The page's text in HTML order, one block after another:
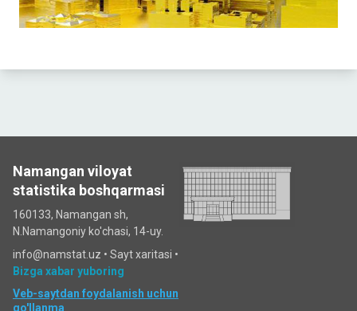
Namangan viloyat
statistika boshqarmasi
160133, Namangan sh,
N.Namangoniy ko'chasi, 14-uy.
info@namstat.uz • Sayt xaritasi •
Bizga xabar yuboring
Veb-saytdan foydalanish uchun
qo'llanma